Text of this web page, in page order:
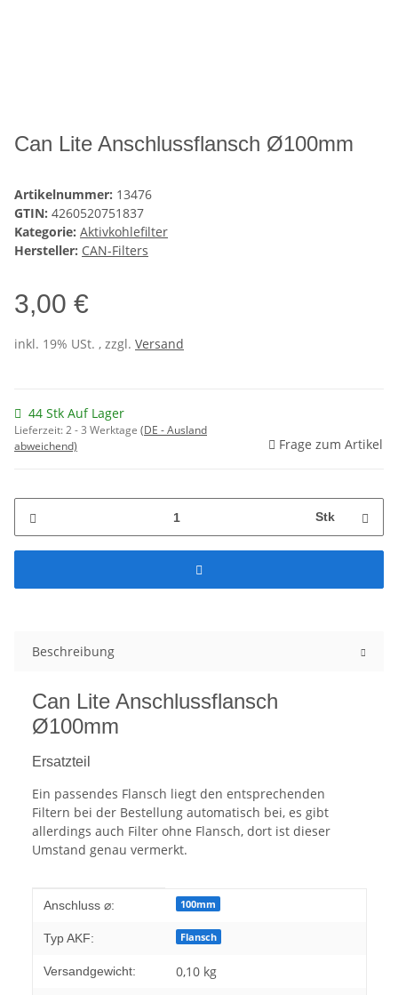
Can Lite Anschlussflansch Ø100mm
Artikelnummer: 13476
GTIN: 4260520751837
Kategorie: Aktivkohlefilter
Hersteller: CAN-Filters
3,00 €
inkl. 19% USt. , zzgl. Versand
44 Stk Auf Lager
Lieferzeit:2 - 3 Werktage (DE - Ausland
abweichend)
Frage zum Artikel
Stk
Beschreibung
Can Lite Anschlussflansch
Ø100mm
Ersatzteil
Ein passendes Flansch liegt den entsprechenden
Filtern bei der Bestellung automatisch bei, es gibt
allerdings auch Filter ohne Flansch, dort ist dieser
Umstand genau vermerkt.
Produkteigenschaft
Wert
Anschluss ⌀: 100mm
Typ AKF: Flansch
Versandgewicht: 0,10 kg